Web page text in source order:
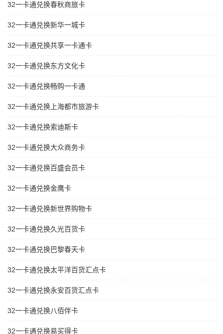
32一卡通兑换春秋商旅卡
32一卡通兑换新华一城卡
32一卡通兑换共享一卡通卡
32一卡通兑换东方文化卡
32一卡通兑换畅购一卡通
32一卡通兑换上海都市旅游卡
32一卡通兑换索迪斯卡
32一卡通兑换大众商务卡
32一卡通兑换百盛会员卡
32一卡通兑换金鹰卡
32一卡通兑换新世界购物卡
32一卡通兑换久光百货卡
32一卡通兑换巴黎春天卡
32一卡通兑换太平洋百货汇点卡
32一卡通兑换永安百货汇点卡
32一卡通兑换八佰伴卡
32一卡通兑换易买得卡